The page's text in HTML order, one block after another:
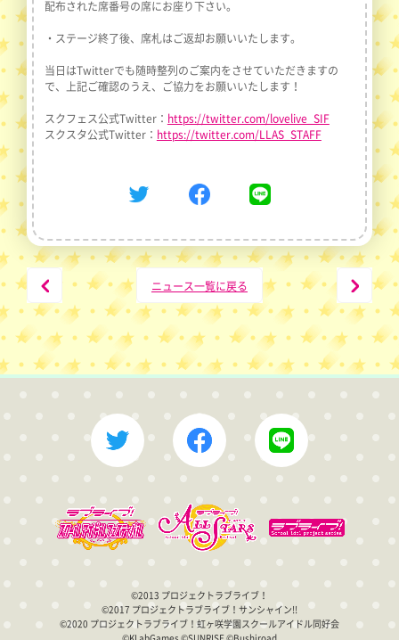
配布された席番号の席にお座り下さい。
・ステージ終了後、席札はご返却お願いいたします。
当日はTwitterでも随時整列のご案内をさせていただきますの
で、上記ご確認のうえ、ご協力をお願いいたします！
スクフェス公式Twitter： https://twitter.com/lovelive_SIF
スクスタ公式Twitter： https://twitter.com/LLAS_STAFF
TwitterFacebook
Line
ニュース一覧に戻る
NEXT
©2013 プロジェクトラブライブ！
©2017 プロジェクトラブライブ！サンシャイン!!
©2020 プロジェクトラブライブ！虹ヶ咲学園スクールアイドル同好会
©KLabGames ©SUNRISE ©Bushiroad